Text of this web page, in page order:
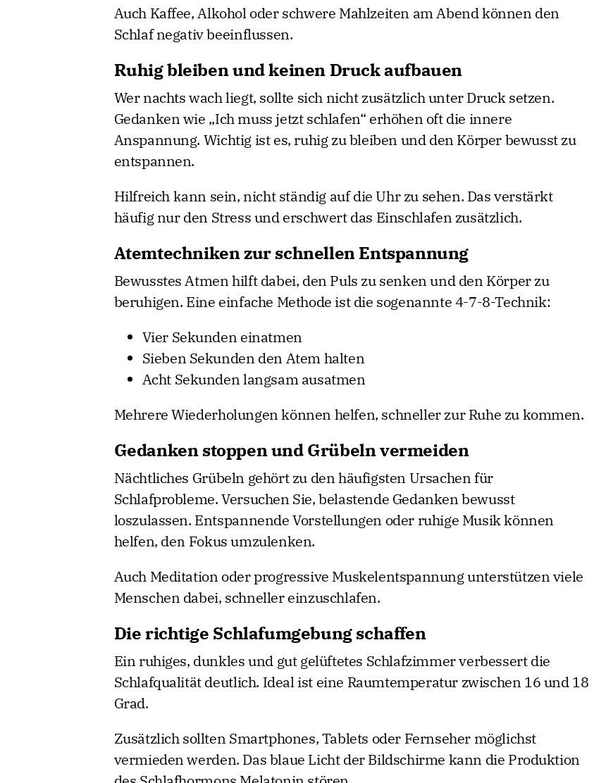
Auch Kaffee, Alkohol oder schwere Mahlzeiten am Abend können den
Schlaf negativ beeinflussen.
Ruhig bleiben und keinen Druck aufbauen
Wer nachts wach liegt, sollte sich nicht zusätzlich unter Druck setzen.
Gedanken wie „Ich muss jetzt schlafen“ erhöhen oft die innere
Anspannung. Wichtig ist es, ruhig zu bleiben und den Körper bewusst zu
entspannen.
Hilfreich kann sein, nicht ständig auf die Uhr zu sehen. Das verstärkt
häufig nur den Stress und erschwert das Einschlafen zusätzlich.
Atemtechniken zur schnellen Entspannung
Bewusstes Atmen hilft dabei, den Puls zu senken und den Körper zu
beruhigen. Eine einfache Methode ist die sogenannte 4-7-8-Technik:
Vier Sekunden einatmen
Sieben Sekunden den Atem halten
Acht Sekunden langsam ausatmen
Mehrere Wiederholungen können helfen, schneller zur Ruhe zu kommen.
Gedanken stoppen und Grübeln vermeiden
Nächtliches Grübeln gehört zu den häufigsten Ursachen für
Schlafprobleme. Versuchen Sie, belastende Gedanken bewusst
loszulassen. Entspannende Vorstellungen oder ruhige Musik können
helfen, den Fokus umzulenken.
Auch Meditation oder progressive Muskelentspannung unterstützen viele
Menschen dabei, schneller einzuschlafen.
Die richtige Schlafumgebung schaffen
Ein ruhiges, dunkles und gut gelüftetes Schlafzimmer verbessert die
Schlafqualität deutlich. Ideal ist eine Raumtemperatur zwischen 16 und 18
Grad.
Zusätzlich sollten Smartphones, Tablets oder Fernseher möglichst
vermieden werden. Das blaue Licht der Bildschirme kann die Produktion